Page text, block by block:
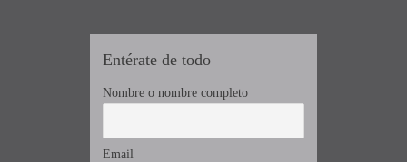
Entérate de todo
Nombre o nombre completo
Email